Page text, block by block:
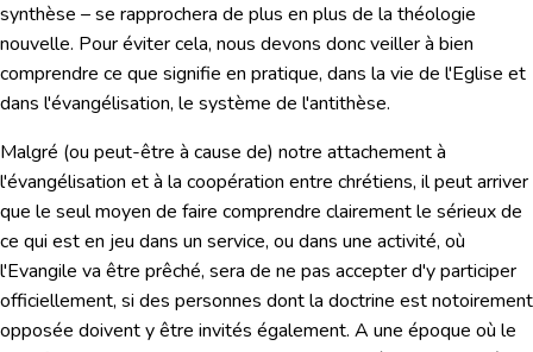
synthèse – se rapprochera de plus en plus de la théologie
nouvelle. Pour éviter cela, nous devons donc veiller à bien
comprendre ce que signifie en pratique, dans la vie de l'Eglise et
dans l'évangélisation, le système de l'antithèse.
Malgré (ou peut-être à cause de) notre attachement à
l'évangélisation et à la coopération entre chrétiens, il peut arriver
que le seul moyen de faire comprendre clairement le sérieux de
ce qui est en jeu dans un service, ou dans une activité, où
l'Evangile va être prêché, sera de ne pas accepter d'y participer
officiellement, si des personnes dont la doctrine est notoirement
opposée doivent y être invités également. A une époque où le